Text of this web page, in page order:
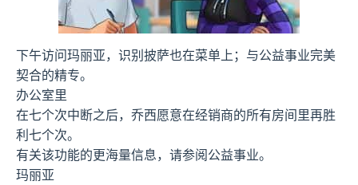
下午访问玛丽亚，识别披萨也在菜单上；与公益事业完美
契合的精专。
办公室里
在七个次中断之后，乔西愿意在经销商的所有房间里再胜
利七个次。
有关该功能的更海量信息，请参阅公益事业。
玛丽亚